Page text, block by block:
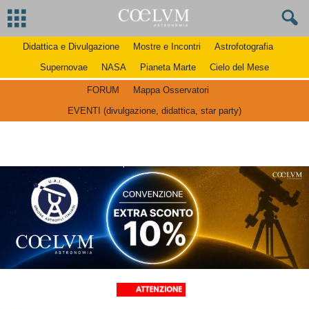
Didattica e Divulgazione Mostre e Incontri
Astrofotografia
Supernovae
NASA Pianeta Marte Cielo del Mese
FORUM
Mappa Osservatori
EVENTI (divulgazione, didattica, star party)